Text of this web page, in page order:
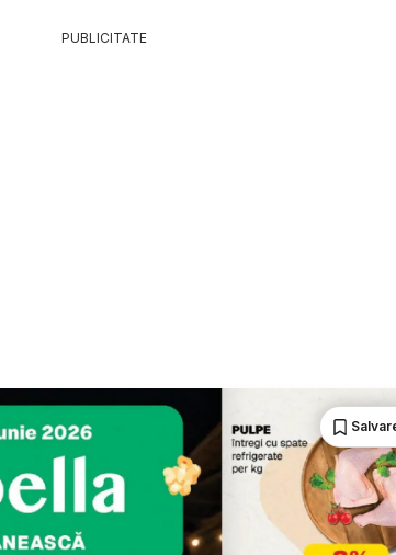
PUBLICITATE